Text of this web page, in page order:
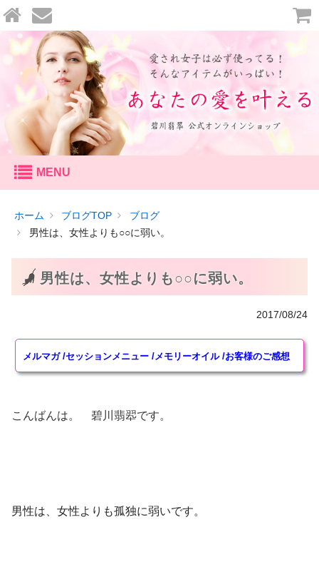
個人セッション
鑑定
恋愛鑑定
奇跡水Aqua Mirabilis
愛のエクリチュール psychic work
ホーム ブログTOP
ブログ
男性は、女性よりも○○に弱い。
男性は、女性よりも○○に弱い。
2017/08/24
メルマガ /セッションメニュー / メモリーオイル /お客様のご感想
こんばんは。 碧川翡翆です。
男性は、女性よりも孤独に弱いです。